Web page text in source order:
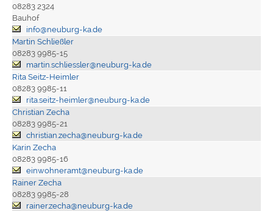
08283 2324
Bauhof
info@neuburg-ka.de
Martin Schließler
08283 9985-15
martin.schliessler@neuburg-ka.de
Rita Seitz-Heimler
08283 9985-11
rita.seitz-heimler@neuburg-ka.de
Christian Zecha
08283 9985-21
christian.zecha@neuburg-ka.de
Karin Zecha
08283 9985-16
einwohneramt@neuburg-ka.de
Rainer Zecha
08283 9985-28
rainer.zecha@neuburg-ka.de